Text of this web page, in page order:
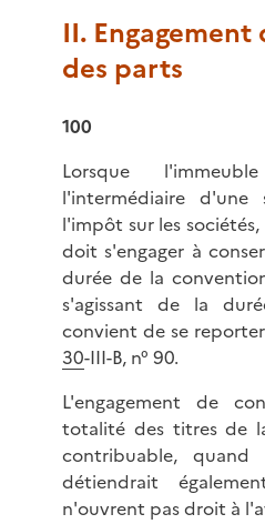
II.
des parts
100
Lorsque
l'intermédiaire
l'impôt sur les
doit s'engager à
durée de la
s'agissant de la
convient de se
30-III-B, n° 90.
L'engagement de
totalité des titres de
contribuable,
détiendrait
n'ouvrent pas droit à